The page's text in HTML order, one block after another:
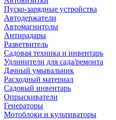
Пуско-зарядные устройства
Автодержатели
Автомагнитолы
Антирадары
Разветвитель
Садовая техника и инвентарь
Удлинители для сада/ремонта
Дачный умывальник
Расходный материал
Садовый инвентарь
Опрыскиватели
Генераторы
Мотоблоки и культиваторы